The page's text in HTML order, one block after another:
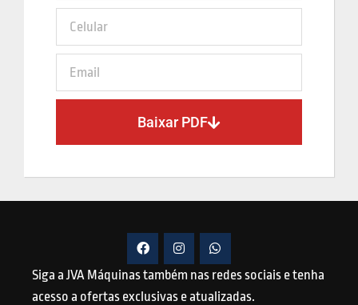
Baixar PDF
Siga a JVA Máquinas também nas redes sociais e tenha
acesso a ofertas exclusivas e atualizadas.